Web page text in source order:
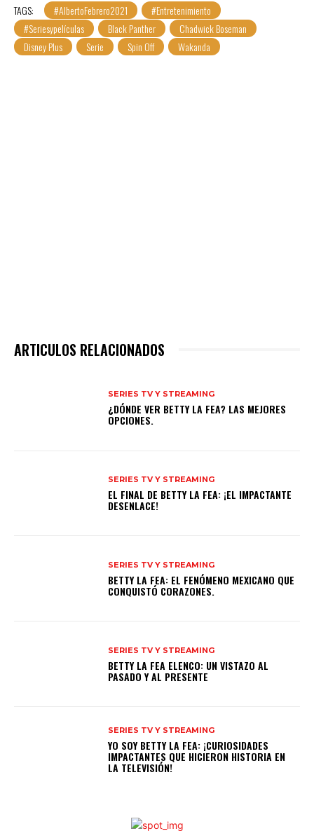
TAGS: #AlbertoFebrero2021
#Entretenimiento
#Seriesypelículas
Black Panther
Chadwick Boseman
Disney Plus
Serie Spin Off Wakanda
ARTICULOS RELACIONADOS
SERIES TV Y STREAMING
¿DÓNDE VER BETTY LA FEA? LAS MEJORES
OPCIONES.
SERIES TV Y STREAMING
EL FINAL DE BETTY LA FEA: ¡EL IMPACTANTE
DESENLACE!
SERIES TV Y STREAMING
BETTY LA FEA: EL FENÓMENO MEXICANO QUE
CONQUISTÓ CORAZONES.
SERIES TV Y STREAMING
BETTY LA FEA ELENCO: UN VISTAZO AL
PASADO Y AL PRESENTE
SERIES TV Y STREAMING
YO SOY BETTY LA FEA: ¡CURIOSIDADES
IMPACTANTES QUE HICIERON HISTORIA EN
LA TELEVISIÓN!